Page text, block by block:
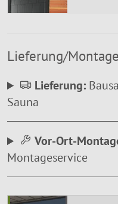
Lieferung/
Lieferung:
Sauna
Vor-Ort-
Montageservice